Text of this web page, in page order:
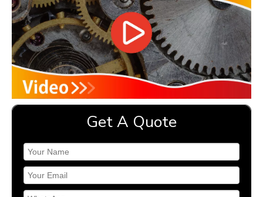
Get A Quote